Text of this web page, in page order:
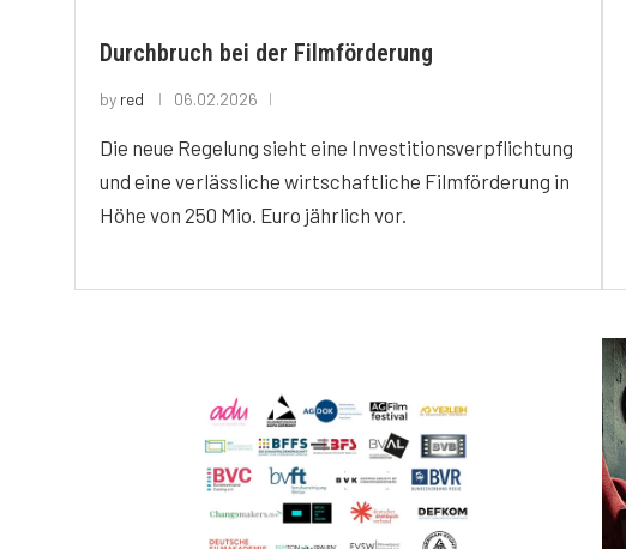
Durchbruch bei der Filmförderung
by red 06.02.2026
Die neue Regelung sieht eine Investitionsverpflichtung
und eine verlässliche wirtschaftliche Filmförderung in
Höhe von 250 Mio. Euro jährlich vor.